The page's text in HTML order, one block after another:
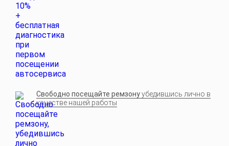
Свободно посещайте ремзонуубедившись лично в
качестве нашей работы